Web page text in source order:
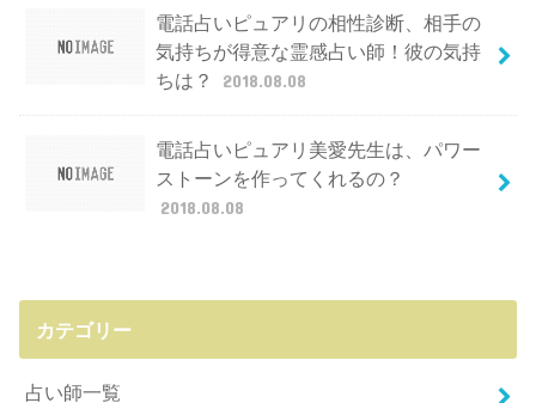
電話占いピュアリの相性診断、相手の
気持ちが得意な霊感占い師！彼の気持
ちは？
2018.08.08
電話占いピュアリ美愛先生は、パワー
ストーンを作ってくれるの？
2018.08.08
カテゴリー
占い師一覧